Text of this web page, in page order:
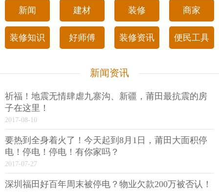
新闻 建材 装修 商家
装修知识 好师傅 装修资讯 便民工具
新闻资讯
祈福！地震无情肆虐九寨沟、新疆，莆田最抗震的房
子在这里！
2017-08-10
要热到全身着火了！今天起到8月1日，莆田大面积停
电！停电！停电！有你家吗？
2017-07-27
深圳福田好百年周末被停电？物业欠款200万被否认！